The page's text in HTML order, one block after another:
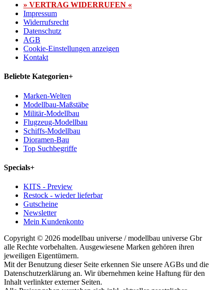
» VERTRAG WIDERRUFEN «
Impressum
Widerrufsrecht
Datenschutz
AGB
Cookie-Einstellungen anzeigen
Kontakt
Beliebte Kategorien+
Marken-Welten
Modellbau-Maßstäbe
Militär-Modellbau
Flugzeug-Modellbau
Schiffs-Modellbau
Dioramen-Bau
Top Suchbegriffe
Specials+
KITS - Preview
Restock - wieder lieferbar
Gutscheine
Newsletter
Mein Kundenkonto
Copyright © 2026 modellbau universe / modellbau universe Gbr
alle Rechte vorbehalten. Ausgewiesene Marken gehören ihren
jeweiligen Eigentümern.
Mit der Benutzung dieser Seite erkennen Sie unsere AGBs und die
Datenschutzerklärung an. Wir übernehmen keine Haftung für den
Inhalt verlinkter externer Seiten.